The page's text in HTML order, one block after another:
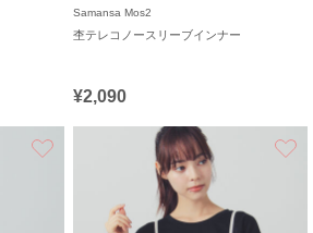
Samansa Mos2
杢テレコノースリーブインナー
¥2,090